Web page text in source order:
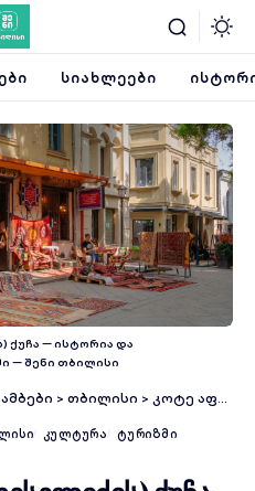
ᲡᲘᲐᲮᲚᲔᲔᲑᲘ
ქუჩა — ისტორია და
— შენი თბილისი
> თბილისი > კოტე აფხაზის (ლესელიძის) ქუჩა — ისტორია და თანამედროვეობა ძველ თბილისში
ᲙᲣᲚᲢᲣᲠᲐ
ᲢᲣᲠᲘᲖᲛᲘ